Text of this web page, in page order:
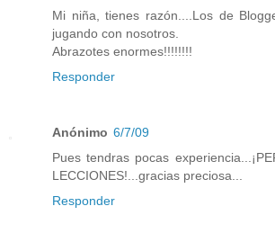
Mi niña, tienes razón....Los de
jugando con nosotros.
Abrazotes enormes!!!!!!!!
Responder
Anónimo 6/7/09
Pues tendras pocas
LECCIONES!...gracias preciosa...
Responder